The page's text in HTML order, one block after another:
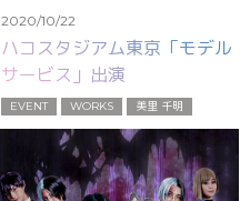
2020/10/22
ハコスタジアム東京「モデル
サービス」出演
EVENT WORKS 美里 千明